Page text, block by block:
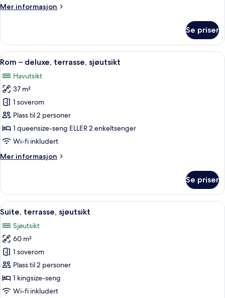
single)
Mer informasjon
Mer
–
premium
(Atrium,
Se priser
Åpne
alle
bildene
av
Rom
–
deluxe,
terrasse,
1 soverom, sengetøy av topp
5
Rom – deluxe, terrasse, sjøutsikt
Havutsikt
37 m²
1 soverom
Plass til 2 personer
1 queensize-seng ELLER 2 enkeltsenger
Wi-fi inkludert
Mer informasjon
Mer
–
deluxe,
terrasse,
Se priser
Åpne
alle
bildene
av
Suite,
terrasse,
sjøutsikt
1 soverom, sengetøy av topp
12
Suite, terrasse, sjøutsikt
Sjøutsikt
60 m²
1 soverom
Plass til 2 personer
1 kingsize-seng
Wi-fi inkludert